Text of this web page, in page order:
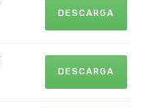
DESCARGA
DESCARGA